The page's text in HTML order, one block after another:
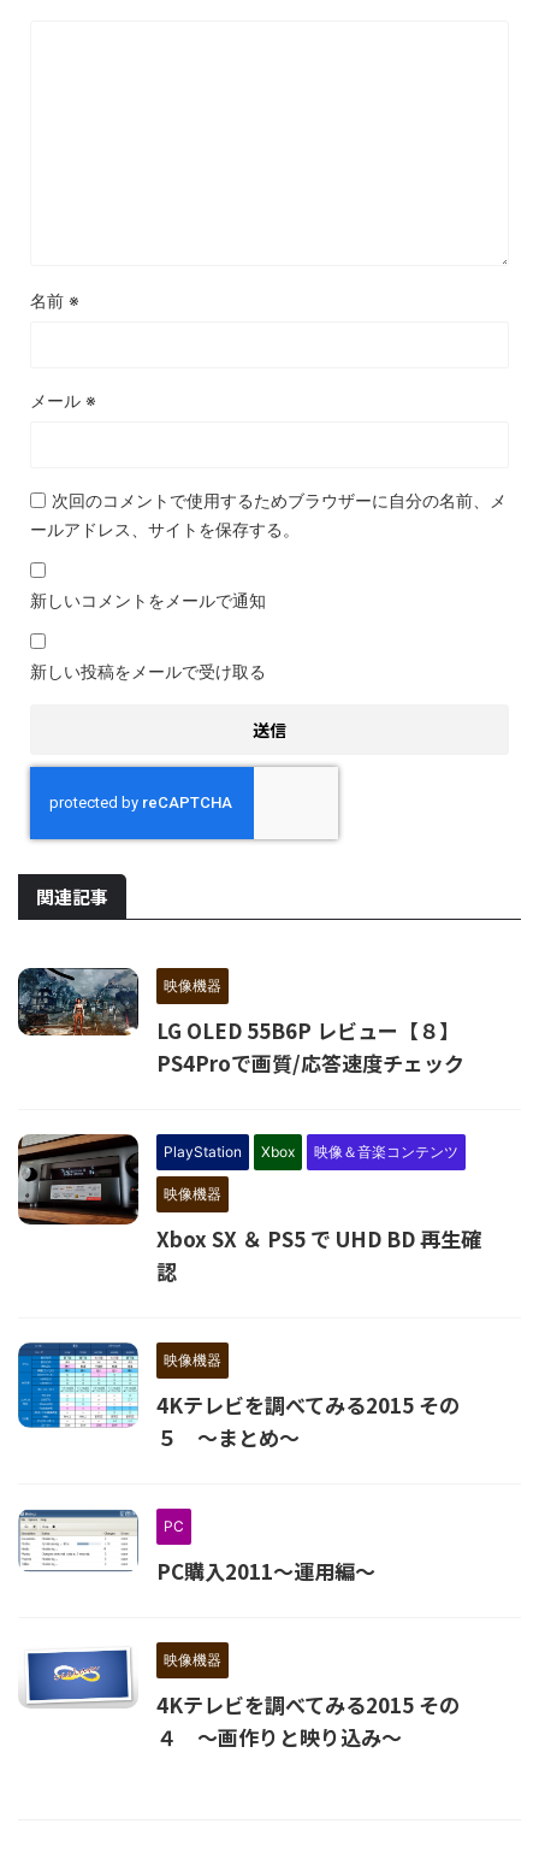
名前 ※
メール ※
次回のコメントで使用するためブラウザーに自分の名前、メ
ールアドレス、サイトを保存する。
新しいコメントをメールで通知
新しい投稿をメールで受け取る
関連記事
映像機器
LG OLED 55B6P レビュー【８】
PS4Proで画質/応答速度チェック
PlayStation Xbox 映像＆音楽コンテンツ
映像機器
Xbox SX ＆ PS5 で UHD BD 再生確
認
映像機器
4Kテレビを調べてみる2015 その
５ ～まとめ～
PC
PC購入2011～運用編～
映像機器
4Kテレビを調べてみる2015 その
４ ～画作りと映り込み～